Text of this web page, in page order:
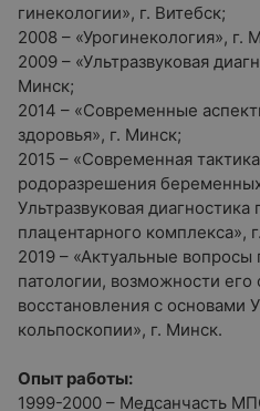
гинекологии», г. Витебск;
2008 – «Урогинекология», г.
2009 – «Ультразвуковая
Минск;
2014 – «Современные
здоровья», г. Минск;
2015 – «Современная
родоразрешения
Ультразвуковая
плацентарного комплекса»,
2019 – «Актуальные
патологии, возможности его
восстановления с основами
кольпоскопии», г. Минск.
Опыт работы:
1999-2000 – Медсанчасть